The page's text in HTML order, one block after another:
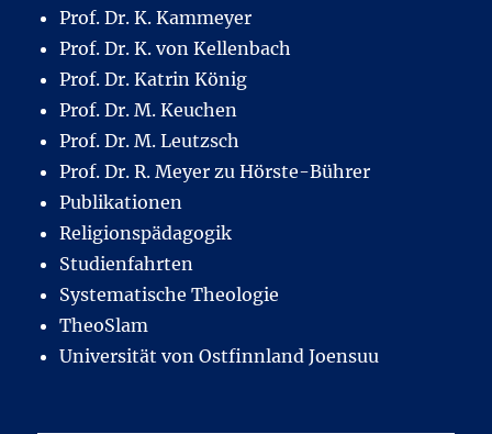
Prof. Dr. K. Kammeyer
Prof. Dr. K. von Kellenbach
Prof. Dr. Katrin König
Prof. Dr. M. Keuchen
Prof. Dr. M. Leutzsch
Prof. Dr. R. Meyer zu Hörste-Bührer
Publikationen
Religionspädagogik
Studienfahrten
Systematische Theologie
TheoSlam
Universität von Ostfinnland Joensuu